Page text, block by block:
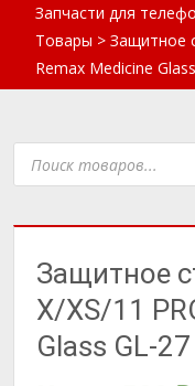
Запчасти для
Товары > Защитное
Remax Medicine
Поиск
товаров
Защитное
X/XS/11
Glass GL-